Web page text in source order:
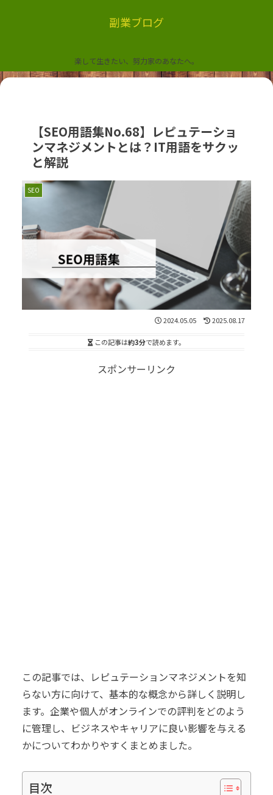
副業ブログ
楽して生きたい、努力家のあなたへ。
【SEO用語集No.68】レピュテーショ
ンマネジメントとは？IT用語をサクッ
と解説
SEO
2024.05.05 2025.08.17
この記事は約3分で読めます。
スポンサーリンク
この記事では、レピュテーションマネジメントを知
らない方に向けて、基本的な概念から詳しく説明し
ます。企業や個人がオンラインでの評判をどのよう
に管理し、ビジネスやキャリアに良い影響を与える
かについてわかりやすくまとめました。
目次